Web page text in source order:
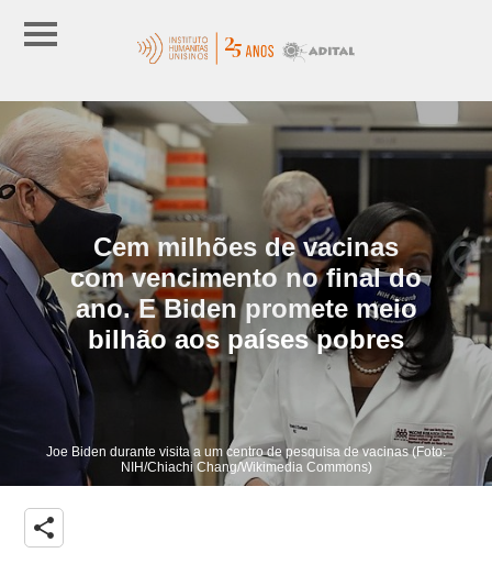
Cem milhões de vacinas
com vencimento no final do
ano. E Biden promete meio
bilhão aos países pobres
Joe Biden durante visita a um centro de pesquisa de vacinas (Foto:
NIH/Chiachi Chang/Wikimedia Commons)
share